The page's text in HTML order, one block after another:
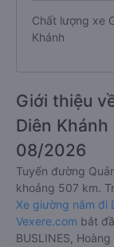
Chất lượng xe
Khánh
Giới thiệu
Diên
08/2026
Tuyến đường
khoảng 507 km.
Xe giường nằm đi
Vexere.com bắt
BUSLINES,